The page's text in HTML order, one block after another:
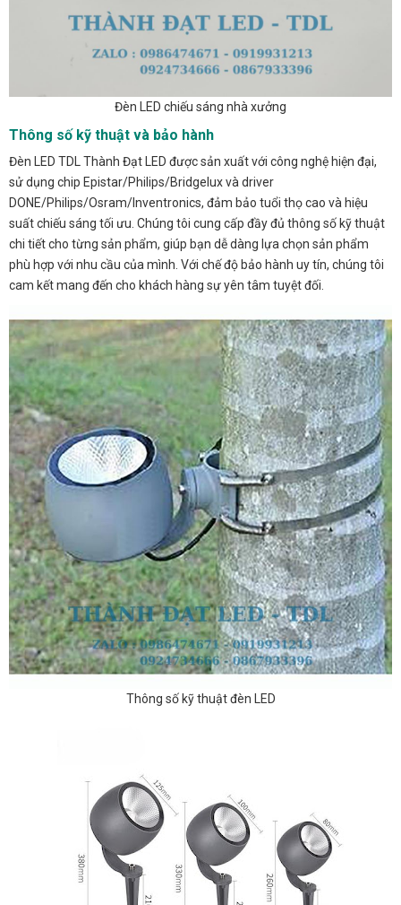
Đèn LED chiếu sáng nhà xưởng
Thông số kỹ thuật và bảo hành
Đèn LED TDL Thành Đạt LED được sản xuất với công nghệ hiện đại,
sử dụng chip Epistar/Philips/Bridgelux và driver
DONE/Philips/Osram/Inventronics, đảm bảo tuổi thọ cao và hiệu
suất chiếu sáng tối ưu. Chúng tôi cung cấp đầy đủ thông số kỹ thuật
chi tiết cho từng sản phẩm, giúp bạn dễ dàng lựa chọn sản phẩm
phù hợp với nhu cầu của mình. Với chế độ bảo hành uy tín, chúng tôi
cam kết mang đến cho khách hàng sự yên tâm tuyệt đối.
Thông số kỹ thuật đèn LED